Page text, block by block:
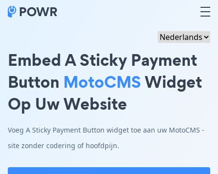
Embed A Sticky Payment
Button MotoCMSWidget
Op Uw Website
Voeg A Sticky Payment Button widget toe aan uw MotoCMS -
site zonder codering of hoofdpijn.